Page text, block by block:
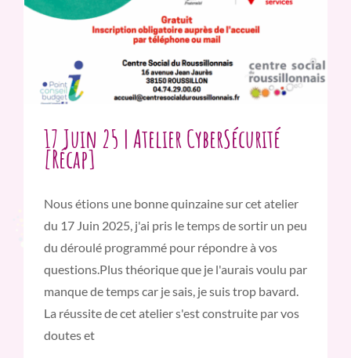
17 Juin 25 | Atelier CyberSécurité
[Récap]
Nous étions une bonne quinzaine sur cet atelier
du 17 Juin 2025, j'ai pris le temps de sortir un peu
du déroulé programmé pour répondre à vos
questions.Plus théorique que je l'aurais voulu par
manque de temps car je sais, je suis trop bavard.
La réussite de cet atelier s'est construite par vos
doutes et